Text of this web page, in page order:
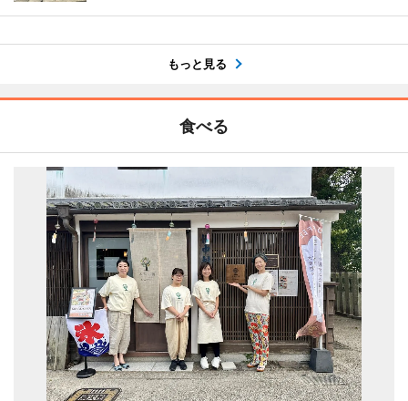
もっと見る
食べる